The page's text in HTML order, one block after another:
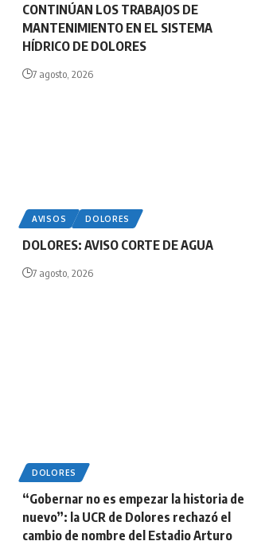
CONTINÚAN LOS TRABAJOS DE
MANTENIMIENTO EN EL SISTEMA
HÍDRICO DE DOLORES
7 agosto, 2026
AVISOS DOLORES
DOLORES: AVISO CORTE DE AGUA
7 agosto, 2026
DOLORES
“Gobernar no es empezar la historia de
nuevo”: la UCR de Dolores rechazó el
cambio de nombre del Estadio Arturo